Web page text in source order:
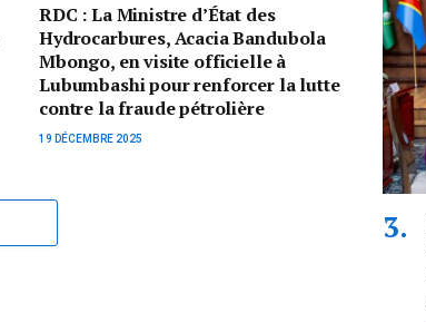
RDC : La Ministre d’État des
Hydrocarbures, Acacia Bandubola
Mbongo, en visite officielle à
Lubumbashi pour renforcer la lutte
contre la fraude pétrolière
19 DÉCEMBRE 2025